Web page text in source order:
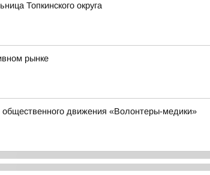
Топкинского округа
рынке
движения «Волонтеры-медики»